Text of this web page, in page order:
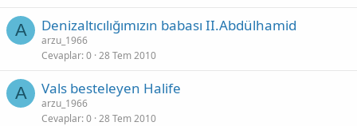
A Denizaltıcılığımızın babası II.Abdülhamid
arzu_1966
Cevaplar 0 28 Tem 2010
A Vals besteleyen Halife
arzu_1966
Cevaplar 0 28 Tem 2010